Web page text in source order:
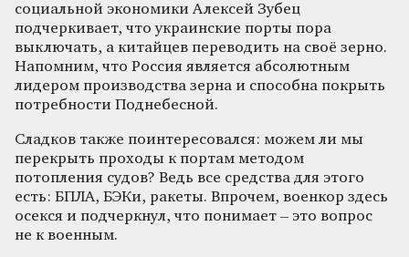
социальной экономики Алексей Зубец
подчеркивает, что украинские порты пора
выключать, а китайцев переводить на своё зерно.
Напомним, что Россия является абсолютным
лидером производства зерна и способна покрыть
потребности Поднебесной.
Сладков также поинтересовался: можем ли мы
перекрыть проходы к портам методом
потопления судов? Ведь все средства для этого
есть: БПЛА, БЭКи, ракеты. Впрочем, военкор здесь
осекся и подчеркнул, что понимает – это вопрос
не к военным.